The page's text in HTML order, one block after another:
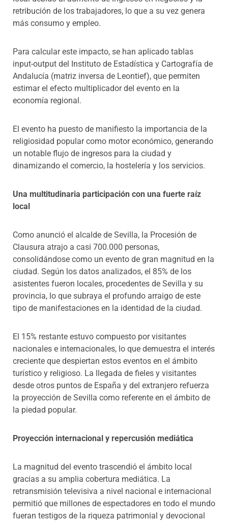
retribución de los trabajadores, lo que a su vez genera
más consumo y empleo.
Para calcular este impacto, se han aplicado tablas
input-output del Instituto de Estadística y Cartografía de
Andalucía (matriz inversa de Leontief), que permiten
estimar el efecto multiplicador del evento en la
economía regional.
El evento ha puesto de manifiesto la importancia de la
religiosidad popular como motor económico, generando
un notable flujo de ingresos para la ciudad y
dinamizando el comercio, la hostelería y los servicios.
Una multitudinaria participación con una fuerte raíz
local
Como anunció el alcalde de Sevilla, la Procesión de
Clausura atrajo a casi 700.000 personas,
consolidándose como un evento de gran magnitud en la
ciudad. Según los datos analizados, el 85% de los
asistentes fueron locales, procedentes de Sevilla y su
provincia, lo que subraya el profundo arraigo de este
tipo de manifestaciones en la identidad de la ciudad.
El 15% restante estuvo compuesto por visitantes
nacionales e internacionales, lo que demuestra el interés
creciente que despiertan estos eventos en el ámbito
turístico y religioso. La llegada de fieles y visitantes
desde otros puntos de España y del extranjero refuerza
la proyección de Sevilla como referente en el ámbito de
la piedad popular.
Proyección internacional y repercusión mediática
La magnitud del evento trascendió el ámbito local
gracias a su amplia cobertura mediática. La
retransmisión televisiva a nivel nacional e internacional
permitió que millones de espectadores en todo el mundo
fueran testigos de la riqueza patrimonial y devocional